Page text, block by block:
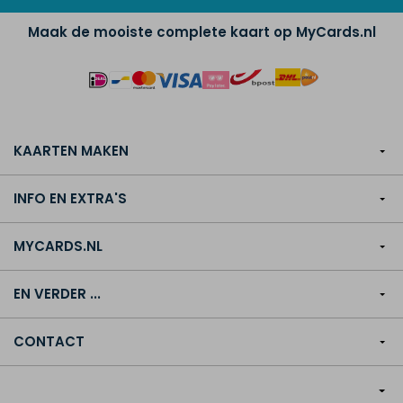
Maak de mooiste complete kaart op MyCards.nl
KAARTEN MAKEN
INFO EN EXTRA'S
MYCARDS.NL
EN VERDER ...
CONTACT